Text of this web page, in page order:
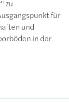
zu
für
und
in der